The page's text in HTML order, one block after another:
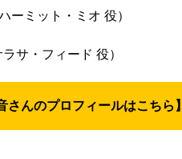
ハーミット・ミオ 役）
ラサ・フィード 役）
さんのプロフィールはこちら】